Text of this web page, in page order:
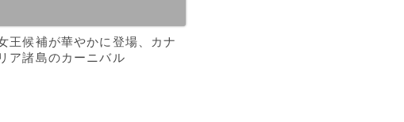
王候補が華やかに登場、カナ
リア諸島のカーニバル